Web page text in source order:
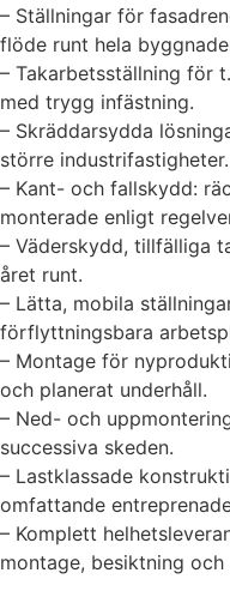
– Ställningar för
flöde runt hela
– Takarbetsställning för
med trygg infästning.
– Skräddarsydda
större industrifastigheter.
– Kant- och fallskydd:
monterade enligt
– Väderskydd, tillfälliga
året runt.
– Lätta, mobila
förflyttningsbara
– Montage för
och planerat underhåll.
– Ned- och
successiva skeden.
– Lastklassade
omfattande
– Komplett
montage, besiktning